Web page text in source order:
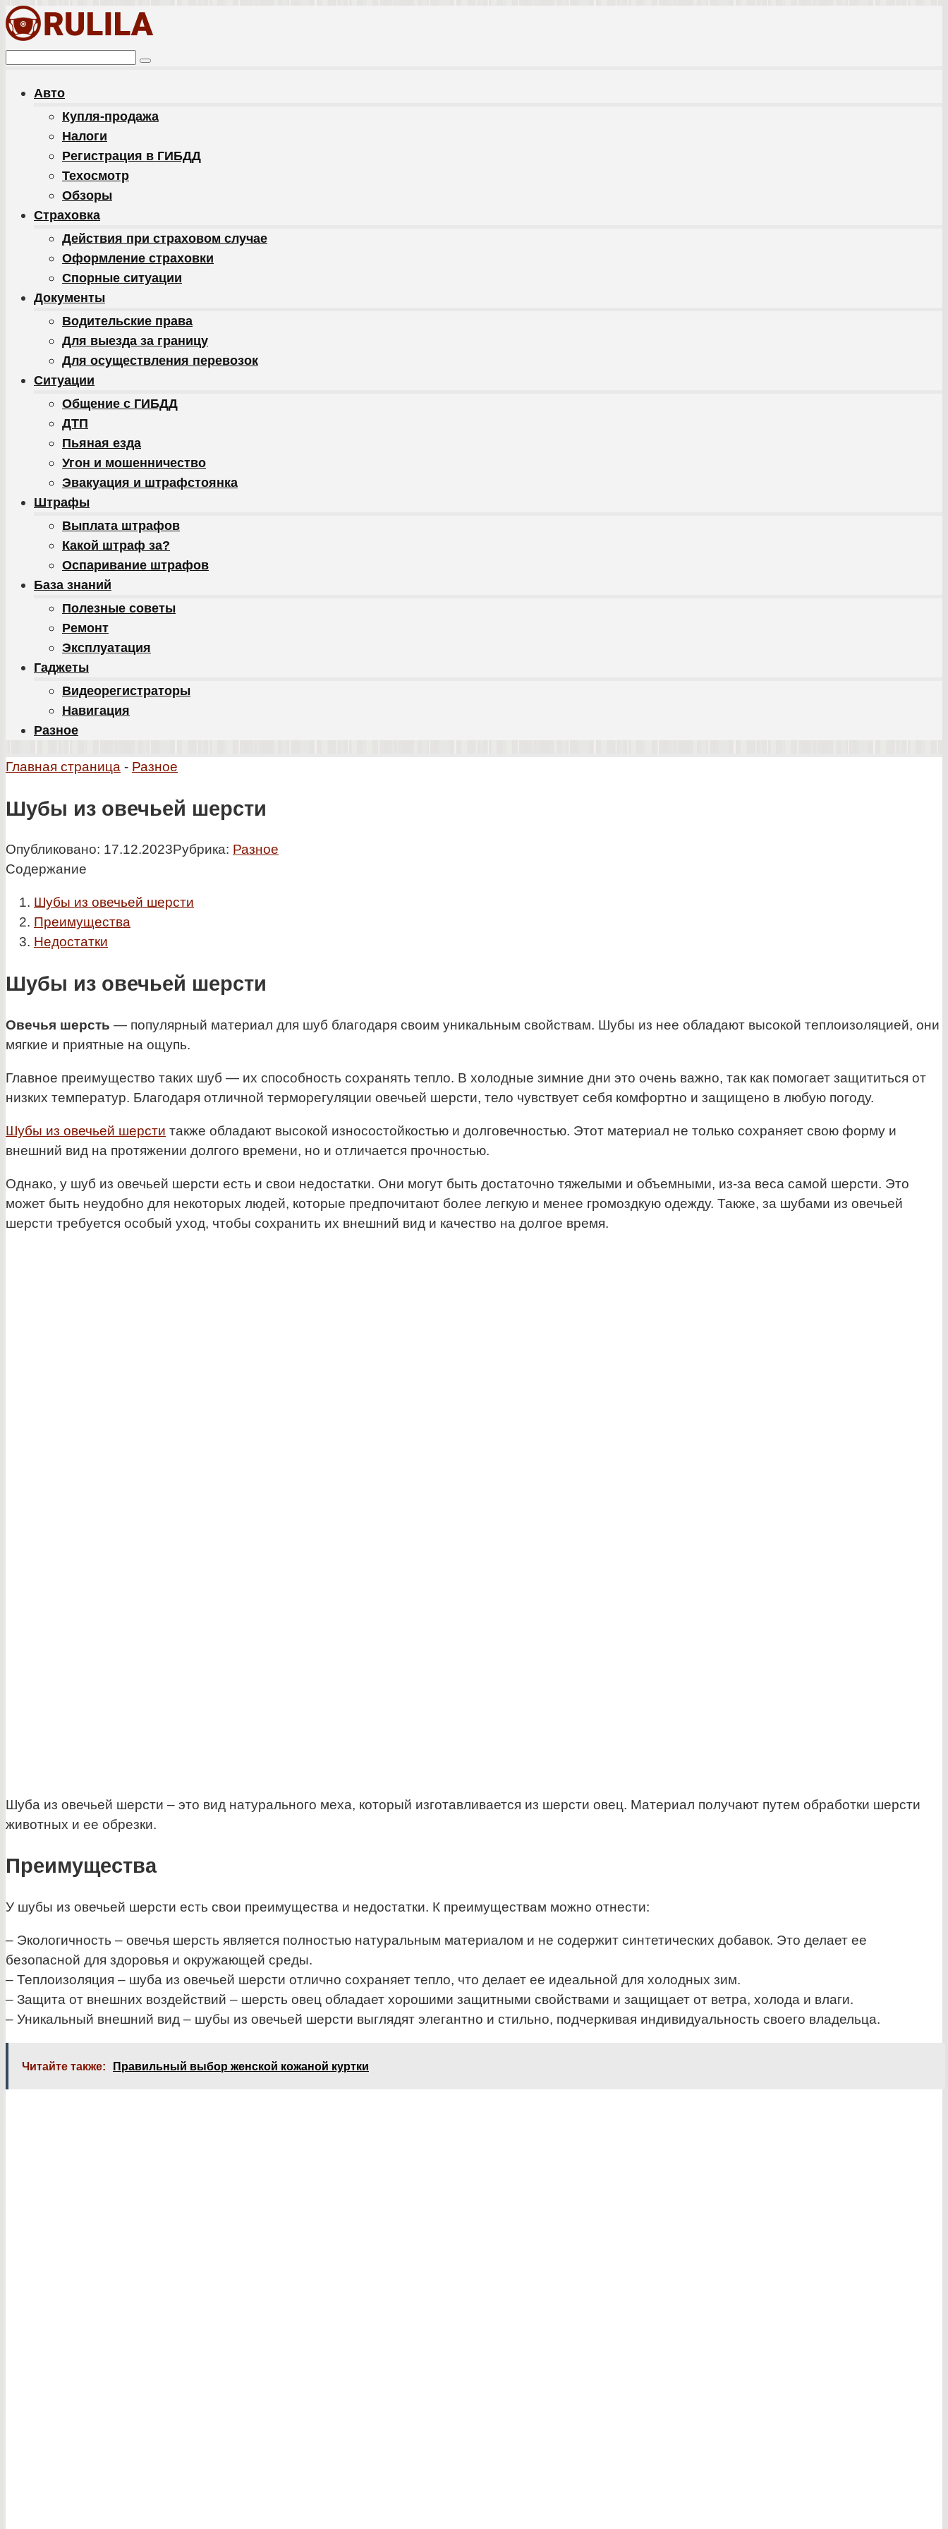
Перейти
к
контенту
Поиск:
Авто
Купля-продажа
Налоги
Регистрация в ГИБДД
Техосмотр
Обзоры
Cтраховка
Действия при страховом случае
Оформление страховки
Спорные ситуации
Документы
Водительские права
Для выезда за границу
Для осуществления перевозок
Ситуации
Общение с ГИБДД
ДТП
Пьяная езда
Угон и мошенничество
Эвакуация и штрафстоянка
Штрафы
Выплата штрафов
Какой штраф за?
Оспаривание штрафов
База знаний
Полезные советы
Ремонт
Эксплуатация
Гаджеты
Видеорегистраторы
Навигация
Разное
Главная страница - Разное
Шубы из овечьей шерсти
Опубликовано: 17.12.2023Рубрика: Разное
Содержание
Шубы из овечьей шерсти
Преимущества
Недостатки
Шубы из овечьей шерсти
Овечья шерсть — популярный материал для шуб благодаря своим уникальным свойствам. Шубы из нее обладают высокой теплоизоляцией, они
мягкие и приятные на ощупь.
Главное преимущество таких шуб — их способность сохранять тепло. В холодные зимние дни это очень важно, так как помогает защититься от
низких температур. Благодаря отличной терморегуляции овечьей шерсти, тело чувствует себя комфортно и защищено в любую погоду.
Шубы из овечьей шерсти также обладают высокой износостойкостью и долговечностью. Этот материал не только сохраняет свою форму и
внешний вид на протяжении долгого времени, но и отличается прочностью.
Однако, у шуб из овечьей шерсти есть и свои недостатки. Они могут быть достаточно тяжелыми и объемными, из-за веса самой шерсти. Это
может быть неудобно для некоторых людей, которые предпочитают более легкую и менее громоздкую одежду. Также, за шубами из овечьей
шерсти требуется особый уход, чтобы сохранить их внешний вид и качество на долгое время.
Шуба из овечьей шерсти – это вид натурального меха, который изготавливается из шерсти овец. Материал получают путем обработки шерсти
животных и ее обрезки.
Преимущества
У шубы из овечьей шерсти есть свои преимущества и недостатки. К преимуществам можно отнести:
– Экологичность – овечья шерсть является полностью натуральным материалом и не содержит синтетических добавок. Это делает ее
безопасной для здоровья и окружающей среды.
– Теплоизоляция – шуба из овечьей шерсти отлично сохраняет тепло, что делает ее идеальной для холодных зим.
– Защита от внешних воздействий – шерсть овец обладает хорошими защитными свойствами и защищает от ветра, холода и влаги.
– Уникальный внешний вид – шубы из овечьей шерсти выглядят элегантно и стильно, подчеркивая индивидуальность своего владельца.
Читайте также: Правильный выбор женской кожаной куртки